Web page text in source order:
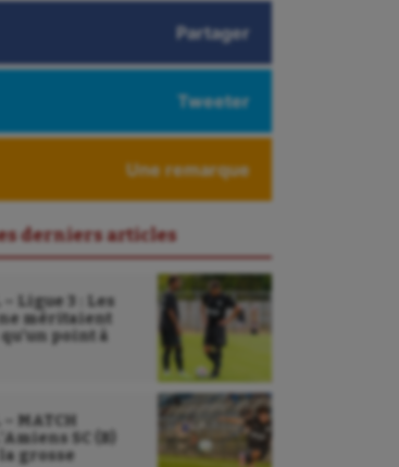
Partager
Tweeter
Une remarque
derniers articles
– Ligue 3 : Les
méritaient
point à
– MATCH
SC (B)
grosse